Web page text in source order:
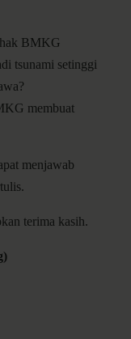
BMKG
tsunami setinggi
membuat
menjawab
terima kasih.